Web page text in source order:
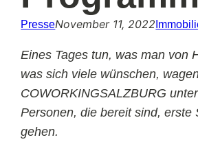
PresseNovember 11, 2022
Eines Tages tun, was man von
was sich viele wünschen,
COWORKINGSALZBURG
Personen, die bereit sind, erste
gehen.